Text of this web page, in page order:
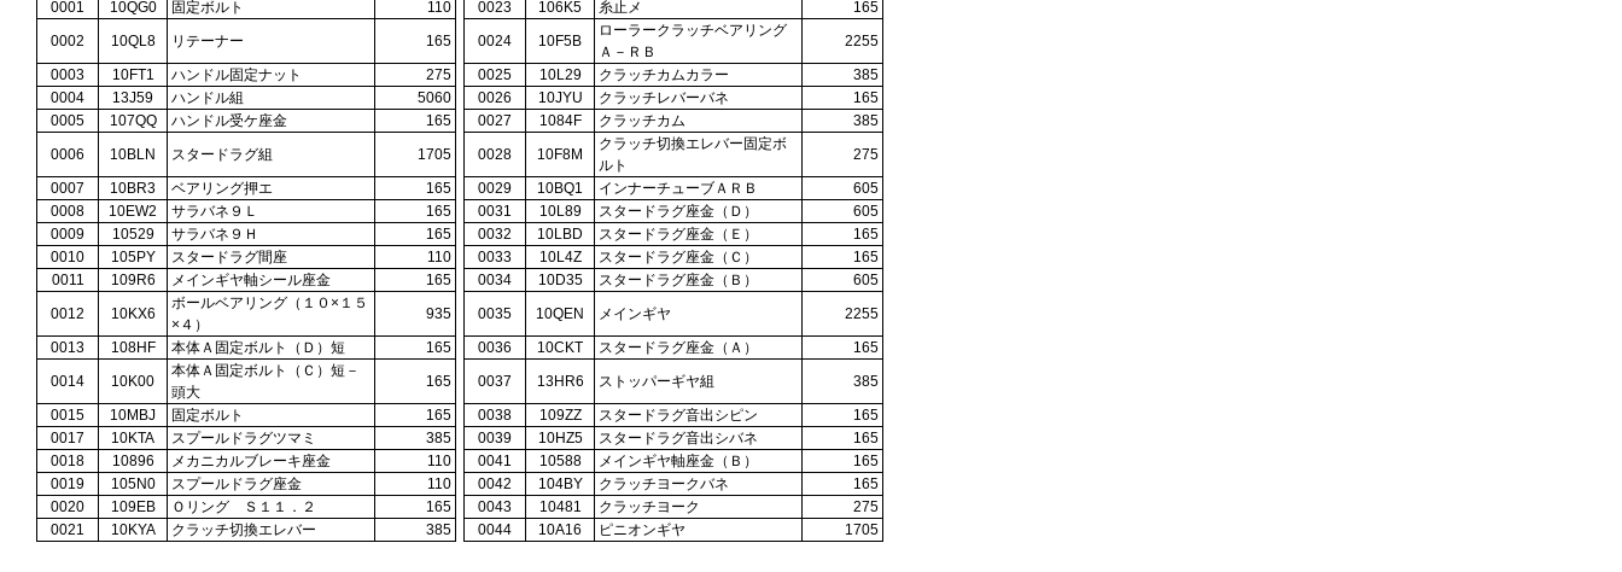
0001
10QG0 固定ボルト 110 0023 106K5 糸止メ
165
0002
10QL8 リテーナー 165 0024 10F5B
ローラークラッチベアリング
Ａ－ＲＢ
2255
0003
10FT1 ハンドル固定ナット 275 0025 10L29 クラッチカムカラー
385
0004
13J59 ハンドル組 5060 0026 10JYU クラッチレバーバネ
165
0005
107QQ ハンドル受ケ座金 165 0027 1084F クラッチカム
385
0006
10BLN スタードラグ組 1705 0028 10F8M
クラッチ切換エレバー固定ボ
ルト
275
0007
10BR3 ベアリング押エ 165 0029 10BQ1 インナーチューブＡＲＢ
605
0008
10EW2 サラバネ９Ｌ 165 0031 10L89 スタードラグ座金（Ｄ）
605
0009
10529 サラバネ９Ｈ 165 0032 10LBD スタードラグ座金（Ｅ）
165
0010
105PY スタードラグ間座 110 0033 10L4Z スタードラグ座金（Ｃ）
165
0011
109R6 メインギヤ軸シール座金 165 0034 10D35 スタードラグ座金（Ｂ）
605
0012
10KX6
ボールベアリング（１０×１５
×４）
935 0035 10QEN メインギヤ
2255
0013
108HF 本体Ａ固定ボルト（Ｄ）短 165 0036 10CKT スタードラグ座金（Ａ）
165
0014
10K00
本体Ａ固定ボルト（Ｃ）短－
頭大
165 0037 13HR6 ストッパーギヤ組
385
0015
10MBJ 固定ボルト 165 0038 109ZZ スタードラグ音出シピン
165
0017
10KTA スプールドラグツマミ 385 0039 10HZ5 スタードラグ音出シバネ
165
0018
10896 メカニカルブレーキ座金 110 0041 10588 メインギヤ軸座金（Ｂ）
165
0019
105N0 スプールドラグ座金 110 0042 104BY クラッチヨークバネ
165
0020
109EB Ｏリング Ｓ１１．２ 165 0043 10481 クラッチヨーク
275
0021
10KYA クラッチ切換エレバー 385 0044 10A16 ピニオンギヤ 1705